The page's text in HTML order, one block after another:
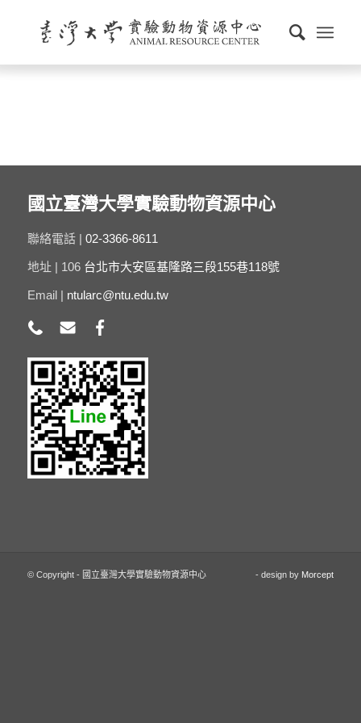
國立臺灣大學實驗動物資源中心
聯絡電話 | 02-3366-8611
地址 | 106 台北市大安區基隆路三段155巷118號
Email | ntularc@ntu.edu.tw
© Copyright - 國立臺灣大學實驗動物資源中心 - design by Morcept